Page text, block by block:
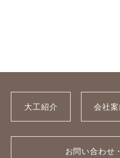
大工紹介 会社案
お問い合わせ